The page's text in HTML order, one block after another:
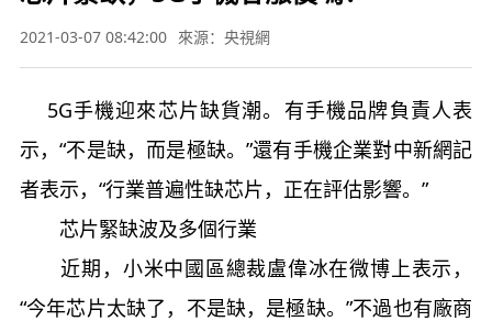
2021-03-07 08:42:00 來源：央視網
5G手機迎來芯片缺貨潮。有手機品牌負責人表
示，“不是缺，而是極缺。”還有手機企業對中新網記
者表示，“行業普遍性缺芯片，正在評估影響。”
芯片緊缺波及多個行業
近期，小米中國區總裁盧偉冰在微博上表示，
“今年芯片太缺了，不是缺，是極缺。”不過也有廠商